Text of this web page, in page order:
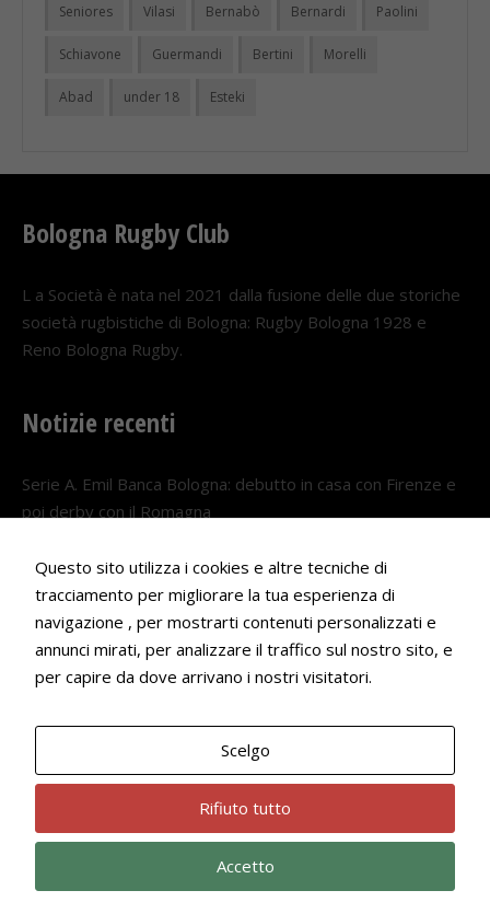
Seniores Vilasi Bernabò Bernardi Paolini
Schiavone Guermandi Bertini Morelli
Abad under 18 Esteki
Bologna Rugby Club
L a Società è nata nel 2021 dalla fusione delle due storiche
società rugbistiche di Bologna: Rugby Bologna 1928 e
Reno Bologna Rugby.
Notizie recenti
Serie A. Emil Banca Bologna: debutto in casa con Firenze e
poi derby con il Romagna
Serie A. Il Bologna nel girone veneto
29 LUGLIO 2026
Francesco Andrei convocato al Camp estivo della nazionale
22 LUGLIO 2026
Questo sito utilizza i cookies e altre tecniche di
tracciamento per migliorare la tua esperienza di
navigazione , per mostrarti contenuti personalizzati e
annunci mirati, per analizzare il traffico sul nostro sito, e
per capire da dove arrivano i nostri visitatori.
Scelgo
Rifiuto tutto
Accetto